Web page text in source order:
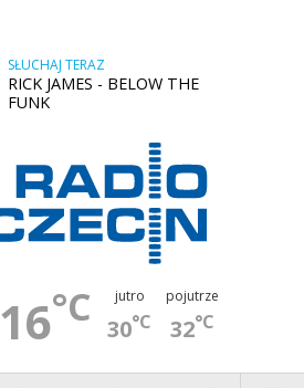
SŁUCHAJ TERAZ
RICK JAMES - BELOW THE
FUNK
16°C jutro
30°C
pojutrze
32°C